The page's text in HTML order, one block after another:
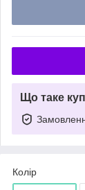
Що таке
Колір